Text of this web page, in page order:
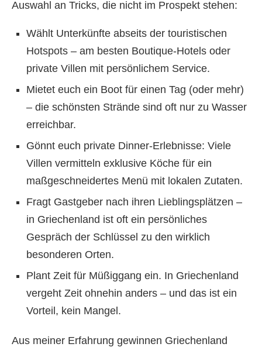
Auswahl an Tricks, die nicht im Prospekt stehen:
Wählt Unterkünfte abseits der touristischen
Hotspots – am besten Boutique-Hotels oder
private Villen mit persönlichem Service.
Mietet euch ein Boot für einen Tag (oder mehr)
– die schönsten Strände sind oft nur zu Wasser
erreichbar.
Gönnt euch private Dinner-Erlebnisse: Viele
Villen vermitteln exklusive Köche für ein
maßgeschneidertes Menü mit lokalen Zutaten.
Fragt Gastgeber nach ihren Lieblingsplätzen –
in Griechenland ist oft ein persönliches
Gespräch der Schlüssel zu den wirklich
besonderen Orten.
Plant Zeit für Müßiggang ein. In Griechenland
vergeht Zeit ohnehin anders – und das ist ein
Vorteil, kein Mangel.
Aus meiner Erfahrung gewinnen Griechenland